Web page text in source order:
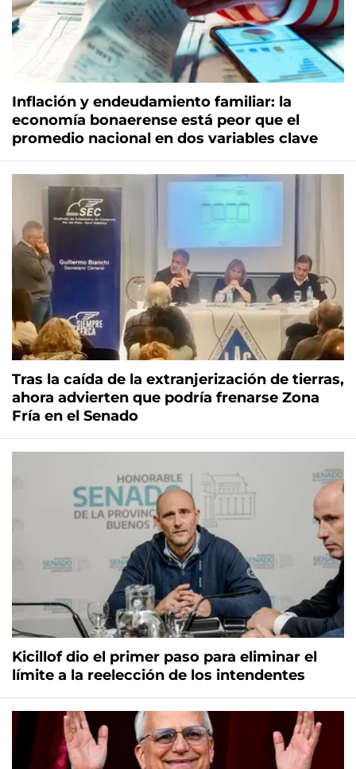
Inflación y endeudamiento familiar: la
economía bonaerense está peor que el
promedio nacional en dos variables clave
Tras la caída de la extranjerización de tierras,
ahora advierten que podría frenarse Zona
Fría en el Senado
Kicillof dio el primer paso para eliminar el
límite a la reelección de los intendentes